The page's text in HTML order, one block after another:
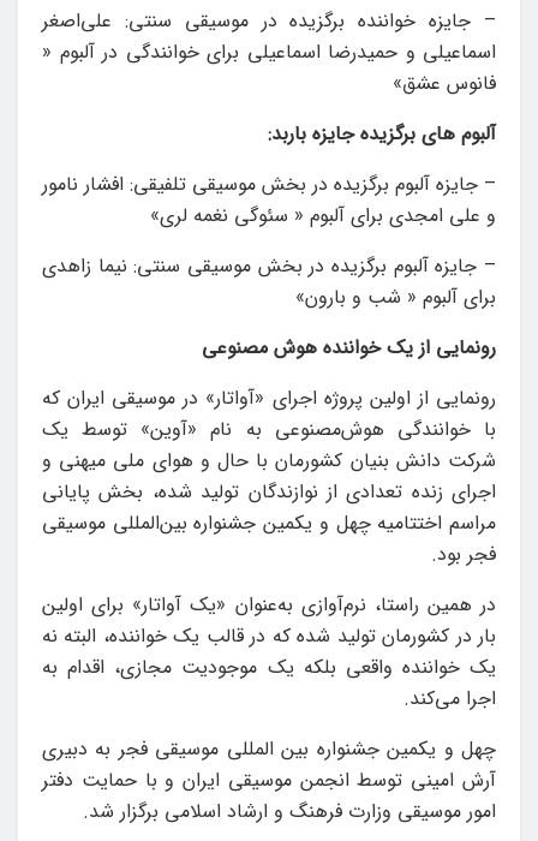
– جایزه خواننده برگزیده در موسیقی سنتی: علی‌اصغر
اسماعیلی و حمیدرضا اسماعیلی برای خوانندگی در آلبوم «
فانوس عشق»
آلبوم های برگزیده جایزه باربد:
– جایزه آلبوم برگزیده در بخش موسیقی تلفیقی: افشار نامور
و علی امجدی برای آلبوم « سئوگی نغمه لری»
– جایزه آلبوم برگزیده در بخش موسیقی سنتی: نیما زاهدی
برای آلبوم « شب و بارون»
رونمایی از یک خواننده هوش مصنوعی
رونمایی از اولین پروژه اجرای «آواتار» در موسیقی ایران که
با خوانندگی هوش‌مصنوعی به نام «آوین» توسط یک
شرکت دانش بنیان کشورمان با حال و هوای ملی میهنی و
اجرای زنده تعدادی از نوازندگان تولید شده، بخش پایانی
مراسم اختتامیه چهل و یکمین جشنواره بین‌المللی موسیقی
فجر بود.
در همین راستا، نرم‌آوازی به‌عنوان «یک آواتار» برای اولین
بار در کشورمان تولید شده که در قالب یک خواننده، البته نه
یک خواننده واقعی بلکه یک موجودیت مجازی، اقدام به
اجرا می‌کند.
چهل و یکمین جشنواره بین المللی موسیقی فجر به دبیری
آرش امینی توسط انجمن موسیقی ایران و با حمایت دفتر
امور موسیقی وزارت فرهنگ و ارشاد اسلامی برگزار شد.